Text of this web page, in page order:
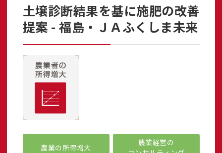
土壌診断結果を基に施肥の改善
提案 - 福島・ＪＡふくしま未来
農業の所得増大
農業経営の